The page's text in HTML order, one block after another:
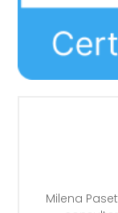
Milena